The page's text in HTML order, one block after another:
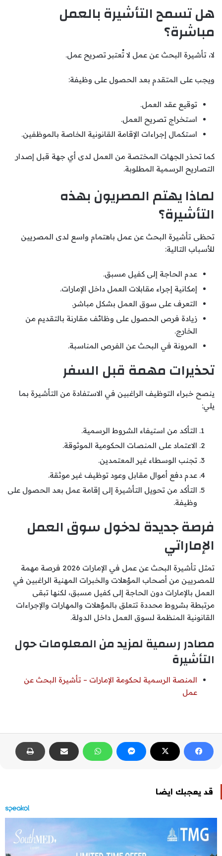
هل تسمح التأشيرة بالعمل
مباشرة؟
لا، تأشيرة البحث عن عمل لا تُعتبر تصريح عمل.
ويجب على المتقدم بعد الحصول على وظيفة:
توقيع عقد العمل.
استخراج تصريح العمل.
استكمال إجراءات الإقامة القانونية الخاصة بالموظفين.
كما تحذر الجهات المختصة من العمل لدى أي جهة قبل إصدار
التصاريح الرسمية المطلوبة.
لماذا يهتم المصريون بهذه
التأشيرة؟
تحظى تأشيرة البحث عن عمل باهتمام واسع لدى المصريين
للأسباب التالية:
عدم الحاجة إلى كفيل مسبق.
إمكانية إجراء مقابلات العمل داخل الإمارات.
التعرف على سوق العمل بشكل مباشر.
زيادة فرص الحصول على وظائف مقارنة بالتقديم من
الخارج.
المرونة في البحث عن الفرص المناسبة.
تحذيرات مهمة قبل السفر
ينصح خبراء التوظيف الراغبين في الاستفادة من التأشيرة بما
يلي:
التأكد من استيفاء الشروط الرسمية.
الاعتماد على المنصات الحكومية الموثوقة.
تجنب الوسطاء غير المعتمدين.
عدم دفع أموال مقابل وعود توظيف غير موثقة.
التأكد من تحويل التأشيرة إلى إقامة عمل بعد الحصول على
وظيفة.
فرصة جديدة لدخول سوق العمل
الإماراتي
تمثل تأشيرة البحث عن عمل في الإمارات 2026 فرصة مهمة
للمصريين من أصحاب المؤهلات والخبرات المهنية الراغبين في
العمل بالإمارات دون الحاجة إلى كفيل مسبق، لكنها تبقى
مرتبطة بشروط محددة تتعلق بالمؤهلات والمهارات والإجراءات
القانونية المنظمة لسوق العمل داخل الدولة.
مصادر رسمية لمزيد من المعلومات حول
التأشيرة
المنصة الرسمية لحكومة الإمارات – تأشيرة البحث عن
عمل
قد يعجبك ايضا